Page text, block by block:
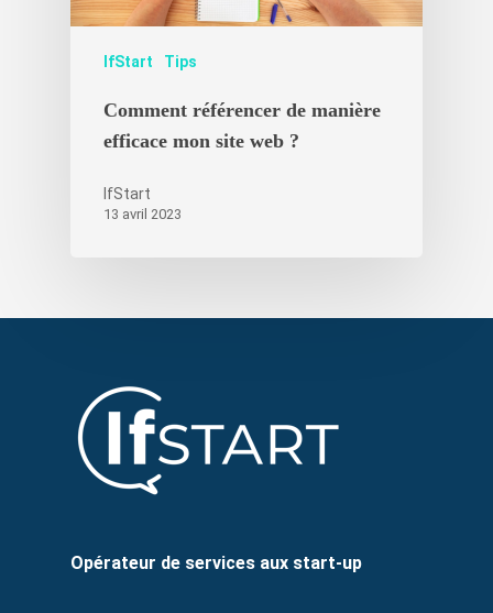
IfStart Tips
Comment référencer de manière
efficace mon site web ?
IfStart
13 avril 2023
Opérateur de services aux start-up